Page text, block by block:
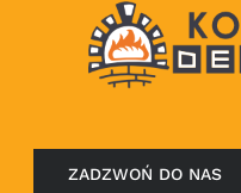
ZADZWOŃ DO NAS